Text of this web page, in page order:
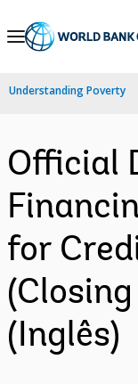
Skip
Navigation
Understanding Poverty
Official
for
(Inglês)